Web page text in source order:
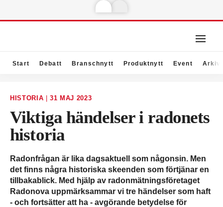
Start Debatt Branschnytt Produktnytt Event Arkiv
HISTORIA 31 MAJ 2023
Viktiga händelser i radonets
historia
Radonfrågan är lika dagsaktuell som någonsin. Men
det finns några historiska skeenden som förtjänar en
tillbakablick. Med hjälp av radonmätningsföretaget
Radonova uppmärksammar vi tre händelser som haft
- och fortsätter att ha - avgörande betydelse för